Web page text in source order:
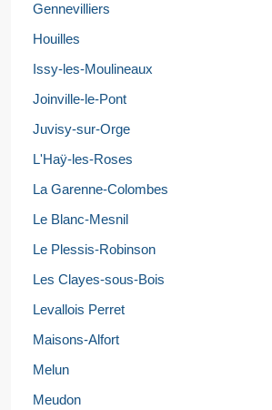
Gennevilliers
Houilles
Issy-les-Moulineaux
Joinville-le-Pont
Juvisy-sur-Orge
L'Haÿ-les-Roses
La Garenne-Colombes
Le Blanc-Mesnil
Le Plessis-Robinson
Les Clayes-sous-Bois
Levallois Perret
Maisons-Alfort
Melun
Meudon